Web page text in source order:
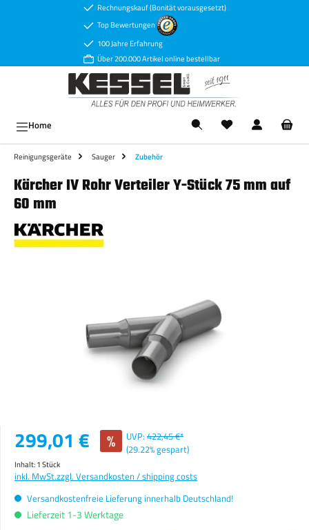
Zum Hauptinhalt springenRechnungskauf (Bonität vorausgesetzt)
Top Bewertungen
100 Jahre Erfahrung
Über 200.000 Artikel online bestellbar
Home
Reinigungsgeräte Sauger Zubehör
Kärcher IV Rohr Verteiler Y-Stück 75 mm auf
60 mm
Verkaufspreis:
299,01 € % UVP: 422,45 €*
(29.22% gespart)
Inhalt:1 Stück
inkl. MwSt.zzgl. Versandkosten / shipping costs
Versandkostenfreie Lieferung innerhalb Deutschland!
Lieferzeit 1-3 Werktage